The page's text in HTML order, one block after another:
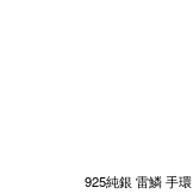
925純銀 雷鱗 手環